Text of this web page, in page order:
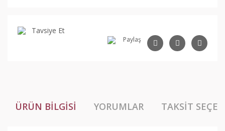
Tavsiye Et
Paylaş
ÜRÜN BILGISI YORUMLAR TAKSIT